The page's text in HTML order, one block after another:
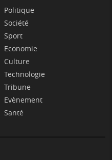
Politique
Société
Sport
Economie
Culture
Technologie
Tribune
Evènement
Santé